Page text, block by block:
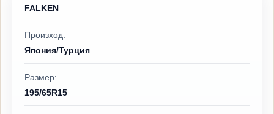
FALKEN
Произход:
Япония/Турция
Размер:
195/65R15